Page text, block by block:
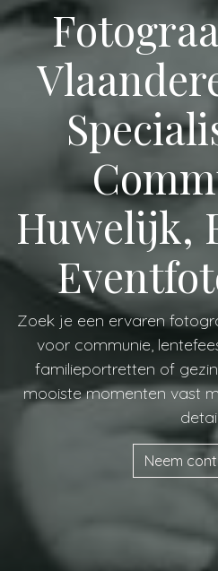
Huwelijk,
Zoek je een ervaren
voor communie,
familieportretten of
mooiste momenten vast
Neem